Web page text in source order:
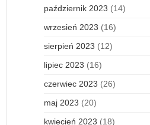
październik 2023 (14)
wrzesień 2023 (16)
sierpień 2023 (12)
lipiec 2023 (16)
czerwiec 2023 (26)
maj 2023 (20)
kwiecień 2023 (18)